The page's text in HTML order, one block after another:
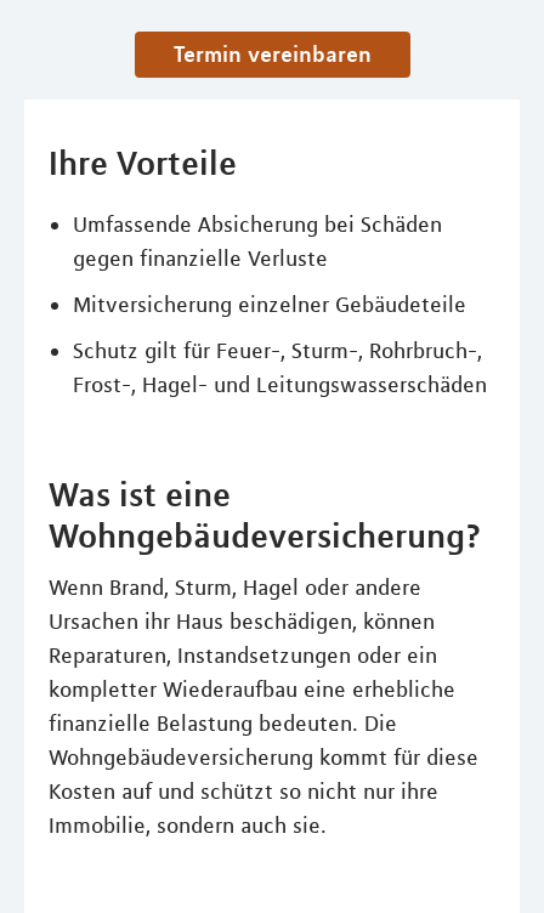
Termin vereinbaren
Ihre Vorteile
Umfassende Absicherung bei Schäden
gegen finanzielle Verluste
Mitversicherung einzelner Gebäudeteile
Schutz gilt für Feuer-, Sturm-, Rohrbruch-,
Frost-, Hagel- und Leitungswasserschäden
Was ist eine
Wohngebäudeversicherung?
Wenn Brand, Sturm, Hagel oder andere
Ursachen ihr Haus beschädigen, können
Reparaturen, Instandsetzungen oder ein
kompletter Wiederaufbau eine erhebliche
finanzielle Belastung bedeuten. Die
Wohngebäudeversicherung kommt für diese
Kosten auf und schützt so nicht nur ihre
Immobilie, sondern auch sie.